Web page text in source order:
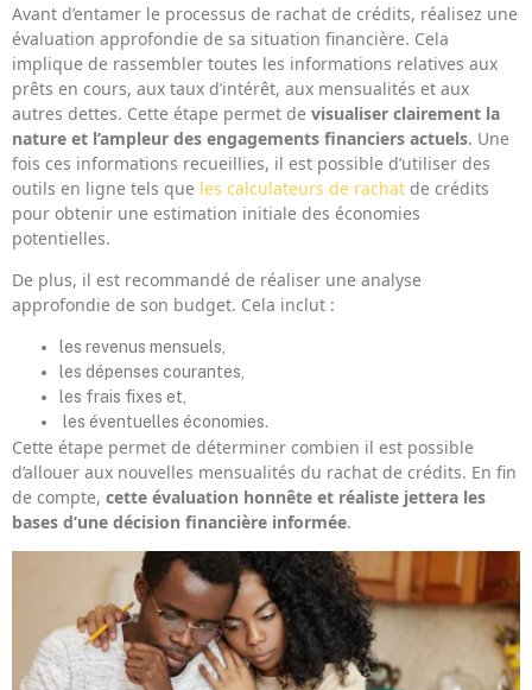
Avant d’entamer le processus de rachat de crédits, réalisez une
évaluation approfondie de sa situation financière. Cela
implique de rassembler toutes les informations relatives aux
prêts en cours, aux taux d’intérêt, aux mensualités et aux
autres dettes. Cette étape permet de visualiser clairement la
nature et l’ampleur des engagements financiers actuels. Une
fois ces informations recueillies, il est possible d’utiliser des
outils en ligne tels que les calculateurs de rachat de crédits
pour obtenir une estimation initiale des économies
potentielles.
De plus, il est recommandé de réaliser une analyse
approfondie de son budget. Cela inclut :
les revenus mensuels,
les dépenses courantes,
les frais fixes et,
les éventuelles économies.
Cette étape permet de déterminer combien il est possible
d’allouer aux nouvelles mensualités du rachat de crédits. En fin
de compte, cette évaluation honnête et réaliste jettera les
bases d’une décision financière informée.